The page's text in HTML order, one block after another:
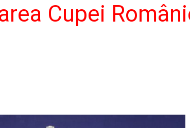
Cupei